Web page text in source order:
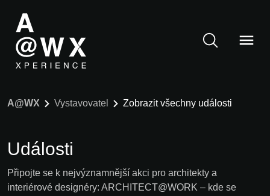
A@WX Vystavovatel Zobrazit všechny události
Události
Připojte se k nejvýznamnější akci pro architekty a
interiérové designéry: ARCHITECT@WORK – kde se